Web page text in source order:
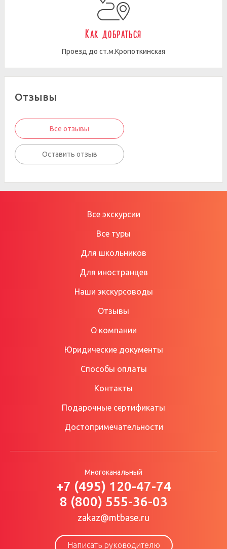
Как добраться
Проезд до ст.м.Кропоткинская
Отзывы
Все отзывы
Оставить отзыв
Все экскурсии
Все туры
Для школьников
Для иностранцев
Наши экскурсоводы
Отзывы
О компании
Юридические документы
Способы оплаты
Контакты
Подарочные сертификаты
Достопримечательности
Многоканальный
+7 (495) 120-47-74
8 (800) 555-36-03
zakaz@mtbase.ru
Написать руководителю